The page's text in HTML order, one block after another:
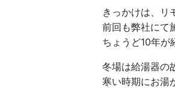
きっかけは、リ
前回も弊社にて
ちょうど10年が
冬場は給湯器の
寒い時期にお湯